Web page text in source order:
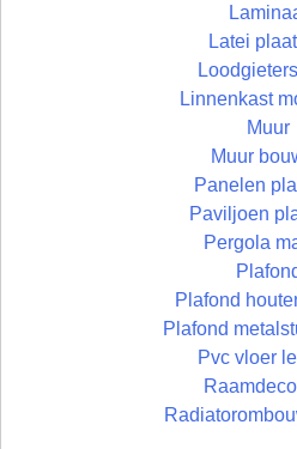
Latei
Linnenkast
Muur
Muur
Panelen
Paviljoen
Pergola
Plafond
Plafond
Pvc vloer